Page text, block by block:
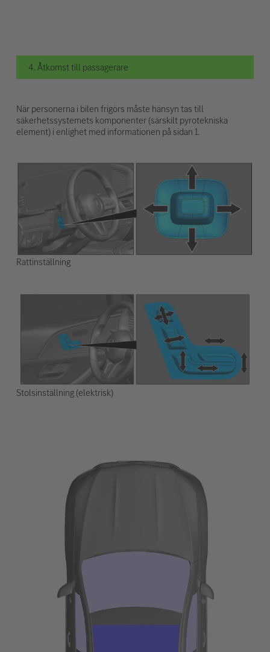
4. Åtkomst till passagerare
När personerna i bilen frigörs måste hänsyn tas till
säkerhetssystemets komponenter (särskilt pyrotekniska
element) i enlighet med informationen på sidan 1.
Rattinställning
Stolsinställning (elektrisk)